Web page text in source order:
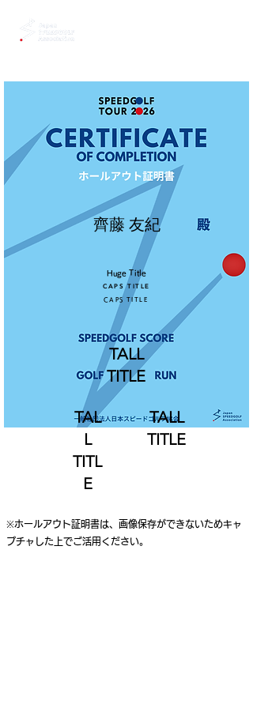
CAPS TITLE
TALL
TITLE
TALL
TITLE
齊藤 友紀
CAPS TITLE
Huge Title
TAL
L
TITL
E
※ホールアウト証明書は、画像保存ができないためキャ
プチャした上でご活用ください。